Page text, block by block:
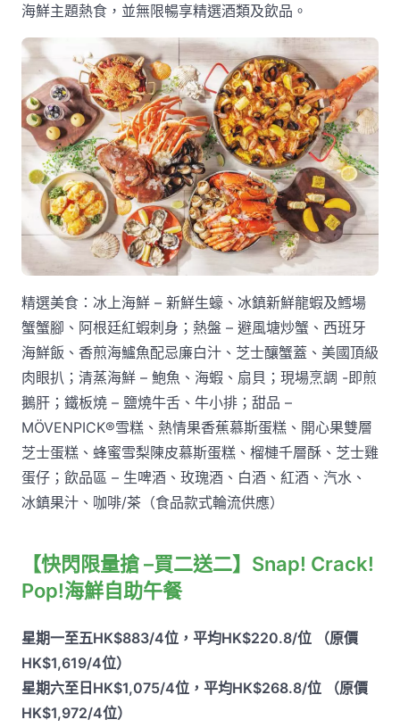
海鮮主題熱食，並無限暢享精選酒類及飲品。
精選美食：冰上海鮮 – 新鮮生蠔、冰鎮新鮮龍蝦及鱈場
蟹蟹腳、阿根廷紅蝦刺身；熱盤 – 避風塘炒蟹、西班牙
海鮮飯、香煎海鱸魚配忌廉白汁、芝士釀蟹蓋、美國頂級
肉眼扒；清蒸海鮮 – 鮑魚、海蝦、扇貝；現場烹調 -即煎
鵝肝；鐵板燒 – 鹽燒牛舌、牛小排；甜品 –
MÖVENPICK®雪糕、熱情果香蕉慕斯蛋糕、開心果雙層
芝士蛋糕、蜂蜜雪梨陳皮慕斯蛋糕、榴槤千層酥、芝士雞
蛋仔；飲品區 – 生啤酒、玫瑰酒、白酒、紅酒、汽水、
冰鎮果汁、咖啡/茶（食品款式輪流供應）
【快閃限量搶 –買二送二】Snap! Crack!
Pop!海鮮自助午餐
星期一至五HK$883/4位，平均HK$220.8/位 （原價
HK$1,619/4位）
星期六至日HK$1,075/4位，平均HK$268.8/位 （原價
HK$1,972/4位）